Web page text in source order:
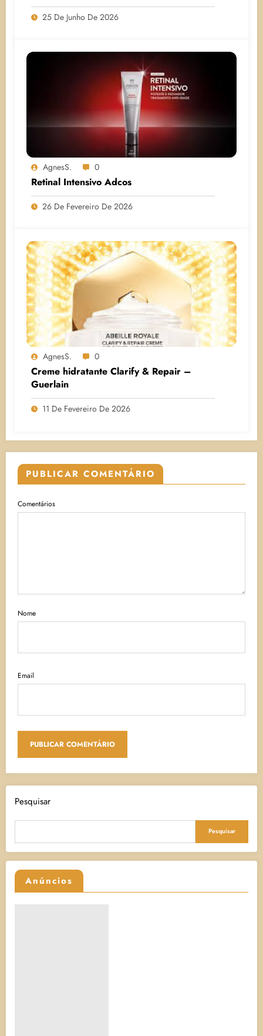
25 De Junho De 2026
AgnesS. 0
Retinal Intensivo Adcos
26 De Fevereiro De 2026
AgnesS. 0
Creme hidratante Clarify & Repair –
Guerlain
11 De Fevereiro De 2026
PUBLICAR COMENTÁRIO
Comentários
Nome
Email
Pesquisar
Pesquisar
Anúncios